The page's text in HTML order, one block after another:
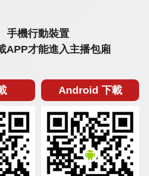
手機行動裝置
APP才能進入主播包廂
Android 下載